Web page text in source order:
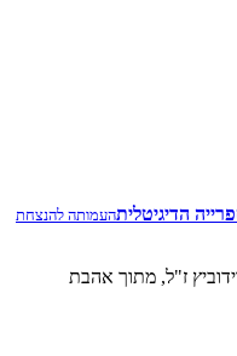
הדיגיטליתהעמותה להנצחת
ז"ל, מתוך אהבת